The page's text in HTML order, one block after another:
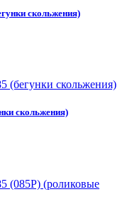
скольжения)
скольжения)